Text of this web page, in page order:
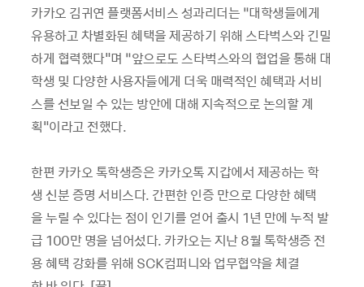
카카오 김귀연 플랫폼서비스 성과리더는 “대학생들에게
유용하고 차별화된 혜택을 제공하기 위해 스타벅스와 긴밀
하게 협력했다"며 “앞으로도 스타벅스와의 협업을 통해 대
학생 및 다양한 사용자들에게 더욱 매력적인 혜택과 서비
스를 선보일 수 있는 방안에 대해 지속적으로 논의할 계
획"이라고 전했다.
한편 카카오 톡학생증은 카카오톡 지갑에서 제공하는 학
생 신분 증명 서비스다. 간편한 인증 만으로 다양한 혜택
을 누릴 수 있다는 점이 인기를 얻어 출시 1년 만에 누적 발
급 100만 명을 넘어섰다. 카카오는 지난 8월 톡학생증 전
용 혜택 강화를 위해 SCK컴퍼니와 업무협약을 체결